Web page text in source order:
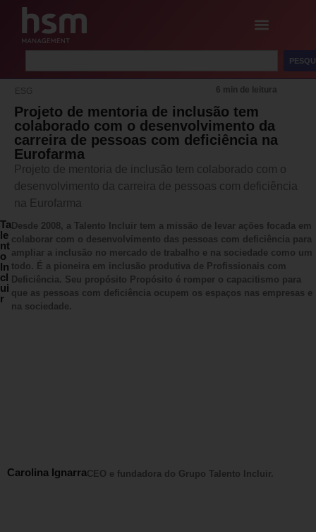
ESG 6 min de leitura
Projeto de mentoria de inclusão tem
colaborado com o desenvolvimento da
carreira de pessoas com deficiência na
Eurofarma
Projeto de mentoria de inclusão tem colaborado com o
desenvolvimento da carreira de pessoas com deficiência
na Eurofarma
Ta
le
nt
o
In
cl
ui
r
Desde 2008, a Talento Incluir tem a missão de levar ações focada em
colaborar com o desenvolvimento das pessoas com deficiência para
ampliar a inclusão no mercado de trabalho e na sociedade como um
todo. É a pioneira em inclusão produtiva de Profissionais com
Deficiência. Seu propósito Propósito é romper o capacitismo para
que as pessoas com deficiência ocupem os espaços nas empresas e
na sociedade.
Carolina IgnarraCEO e fundadora do Grupo Talento Incluir.